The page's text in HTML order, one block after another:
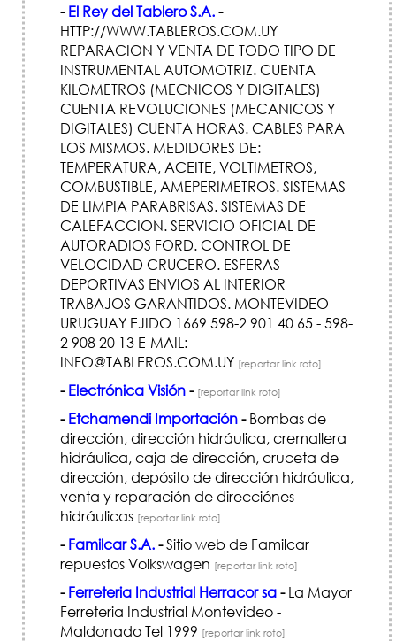
- El Rey del Tablero S.A.-
HTTP://WWW.TABLEROS.COM.UY
REPARACION Y VENTA DE TODO TIPO DE
INSTRUMENTAL AUTOMOTRIZ. CUENTA
KILOMETROS (MECNICOS Y DIGITALES)
CUENTA REVOLUCIONES (MECANICOS Y
DIGITALES) CUENTA HORAS. CABLES PARA
LOS MISMOS. MEDIDORES DE:
TEMPERATURA, ACEITE, VOLTIMETROS,
COMBUSTIBLE, AMEPERIMETROS. SISTEMAS
DE LIMPIA PARABRISAS. SISTEMAS DE
CALEFACCION. SERVICIO OFICIAL DE
AUTORADIOS FORD. CONTROL DE
VELOCIDAD CRUCERO. ESFERAS
DEPORTIVAS ENVIOS AL INTERIOR
TRABAJOS GARANTIDOS. MONTEVIDEO
URUGUAY EJIDO 1669 598-2 901 40 65 - 598-
2 908 20 13 E-MAIL:
INFO@TABLEROS.COM.UY [reportar link roto]
- Electrónica Visión- [reportar link roto]
- Etchamendi Importación-Bombas de
dirección, dirección hidráulica, cremallera
hidráulica, caja de dirección, cruceta de
dirección, depósito de dirección hidráulica,
venta y reparación de direcciónes
hidráulicas [reportar link roto]
- Familcar S.A.-Sitio web de Familcar
repuestos Volkswagen [reportar link roto]
- Ferreteria Industrial Herracor sa-La Mayor
Ferreteria Industrial Montevideo -
Maldonado Tel 1999 [reportar link roto]